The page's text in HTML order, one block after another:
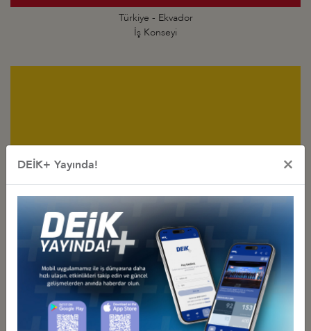
Türkiye - Ekvador
İş Konseyi
Türkiye - Kolombiya
İş Konseyi
DEİK+ Yayında! ×